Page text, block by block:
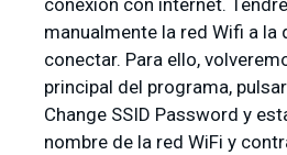
conexión con internet.
manualmente la red Wifi a la
conectar. Para ello,
principal del programa,
Change SSID Password y
nombre de la red WiFi y